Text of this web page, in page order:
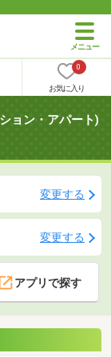
0
お気に入り
ョン・アパート)
変更する
変更する
アプリで探す